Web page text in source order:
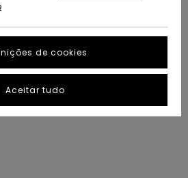
de cookies
Aceitar tudo